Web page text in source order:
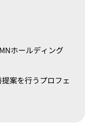
ホールディング
案を行うプロフェ